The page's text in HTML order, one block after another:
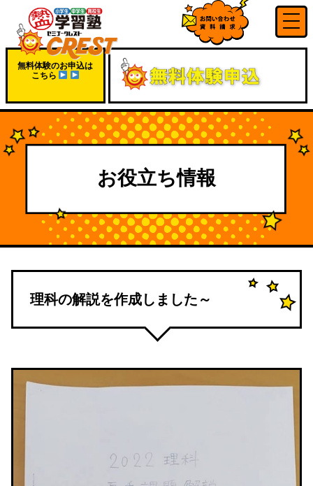
無料体験のお申込は
こちら
お役立ち情報
理科の解説を作成しました～